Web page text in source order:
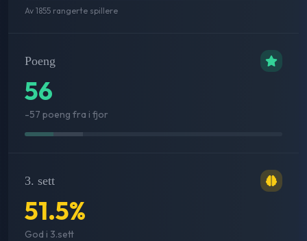
Av 1855 rangerte spillere
Poeng
56
-57 poeng fra i fjor
3. sett
51.5%
God i 3.sett